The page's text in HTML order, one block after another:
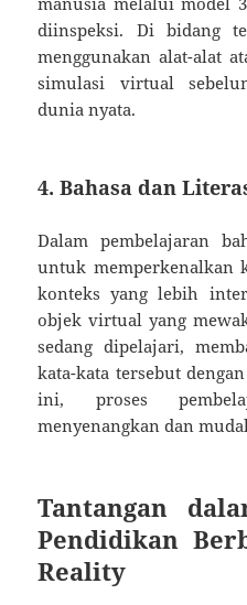
diinspeksi. Di bidang
menggunakan alat-alat
simulasi virtual
dunia nyata.
4.Bahasa dan
Dalam pembelajaran
untuk memperkenalkan
konteks yang lebih
objek virtual yang
sedang dipelajari,
kata-kata tersebut
ini, proses
menyenangkan dan
Tantangan
Pendidikan
Reality